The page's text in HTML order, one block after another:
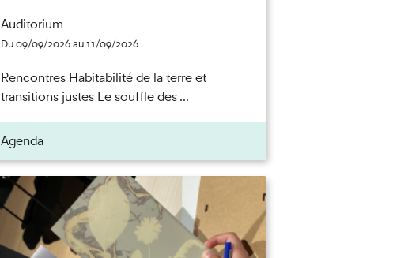
Auditorium
Du 09/09/2026 au 11/09/2026
Rencontres Habitabilité de la terre et
transitions justes Le souffle des ...
Agenda